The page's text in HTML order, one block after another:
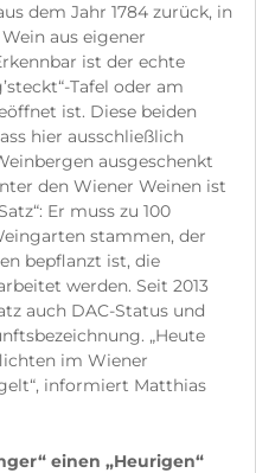
dem Jahr 1784 zurück, in
aus eigener
ist der echte
Tafel oder am
ist. Diese beiden
hier ausschließlich
ausgeschenkt
den Wiener Weinen ist
Er muss zu 100
stammen, der
bepflanzt ist, die
werden. Seit 2013
auch DAC-Status und
„Heute
im Wiener
informiert Matthias
einen „Heurigen“